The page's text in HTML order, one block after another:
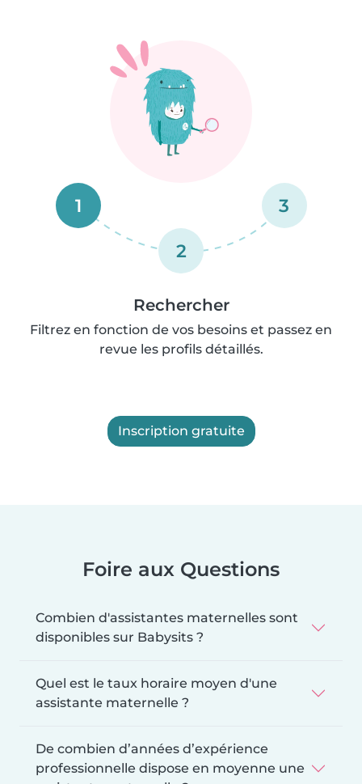
1
2
3
Rechercher
Filtrez en fonction de vos besoins et passez en
revue les profils détaillés.
Inscription gratuite
Foire aux Questions
Combien d'assistantes maternelles sont
disponibles sur Babysits ?
Quel est le taux horaire moyen d'une
assistante maternelle ?
De combien d’années d’expérience
professionnelle dispose en moyenne une